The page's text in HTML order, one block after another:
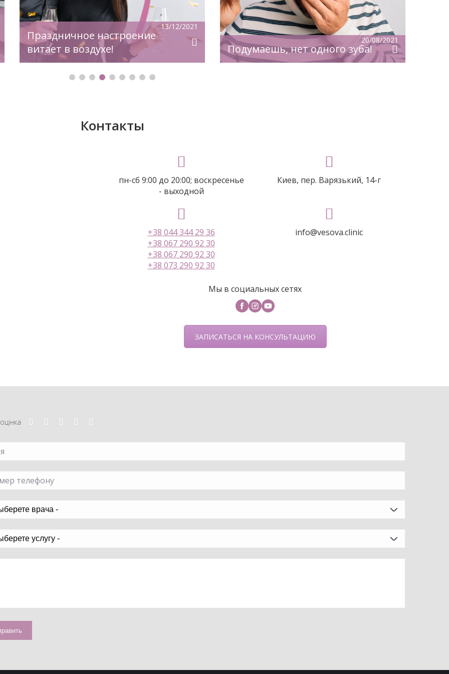
13/12/2021
Праздничное настроение
витает в воздухе!
20/08/2021
Подумаешь, нет одного зуба!
утверждение ошибочно и несет за
собой определенные последствия.
Какие изменения происходят при
отсутствии даже […]
системных заболеваний — сахарного
диабета, заболеваний желудочно-
кишечного тракта, почечной и
печеночной недостаточности, а также
[…]
Контакты
пн-сб 9:00 до 20:00; воскресенье
- выходной
Киев, пер. Варязький, 14-г
+38 044 344 29 36
+38 067 290 92 30
+38 067 290 92 30
+38 073 290 92 30
info@vesova.clinic
Мы в социальных сетях
ЗАПИСАТЬСЯ НА КОНСУЛЬТАЦИЮ